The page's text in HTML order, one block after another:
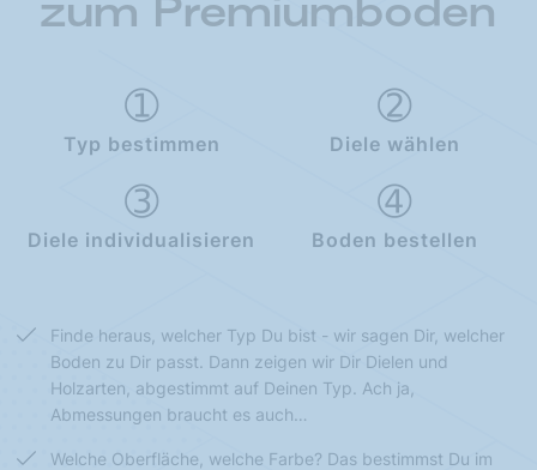
zum Premiumboden
Typ bestimmen Diele wählen
Diele individualisieren Boden bestellen
Finde heraus, welcher Typ Du bist - wir sagen Dir, welcher
Boden zu Dir passt. Dann zeigen wir Dir Dielen und
Holzarten, abgestimmt auf Deinen Typ. Ach ja,
Abmessungen braucht es auch…
Welche Oberfläche, welche Farbe? Das bestimmst Du im